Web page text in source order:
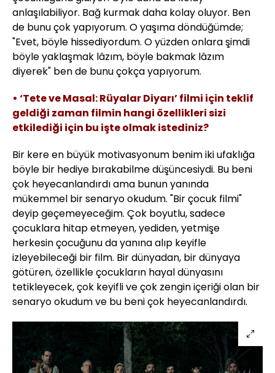
anlaşılabiliyor. Bağ kurmak daha kolay oluyor. Ben
de bunu çok yapıyorum. O yaşıma döndüğümde;
"Evet, böyle hissediyordum. O yüzden onlara şimdi
böyle yaklaşmak lâzım, böyle bakmak lâzım
diyerek" ben de bunu çokça yapıyorum.
• ‘Tete ve Masal: Rüyalar Diyarı’ filmi için teklif
geldiği zaman filmin hangi özellikleri sizi
etkilediği için bu işte olmak istediniz?
Bir kere en büyük motivasyonum benim iki ufaklığa
böyle bir hediye bırakabilme düşüncesiydi. Bu beni
çok heyecanlandırdı ama bunun yanında
mükemmel bir senaryo okudum. "Bir çocuk filmi"
deyip geçemeyeceğim. Çok boyutlu, sadece
çocuklara hitap etmeyen, yediden, yetmişe
herkesin çocuğunu da yanına alıp keyifle
izleyebileceği bir film. Bir dünyadan, bir dünyaya
götüren, özellikle çocukların hayal dünyasını
tetikleyecek, çok keyifli ve çok zengin içeriği olan bir
senaryo okudum ve bu beni çok heyecanlandırdı.